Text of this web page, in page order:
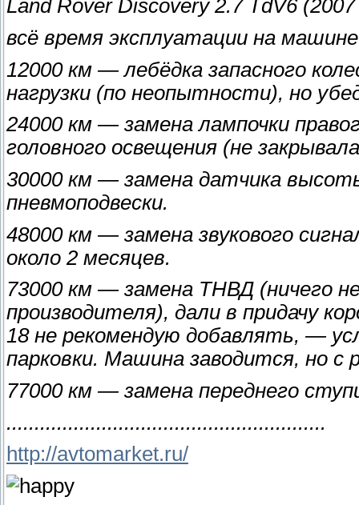
Land Rover Discovery 2.7 TdV6
всё время эксплуатации на
12000 км — лебёдка запасного
нагрузки (по неопытности), но
24000 км — замена лампочки
головного освещения (не
30000 км — замена датчика
пневмоподвески.
48000 км — замена звукового
около 2 месяцев.
73000 км — замена ТНВД (ничего
производителя), дали в придачу
18 не рекомендую добавлять, —
парковки. Машина заводится, но с
77000 км — замена переднего
.........................................................
http://avtomarket.ru/